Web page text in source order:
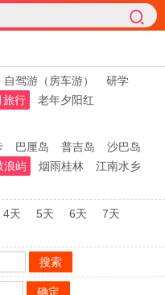
自驾游（房车游）
研学
旅行
老年夕阳红
巴厘岛 普吉岛
沙巴岛
浪屿 烟雨桂林
江南水乡
4天 5天 6天
7天